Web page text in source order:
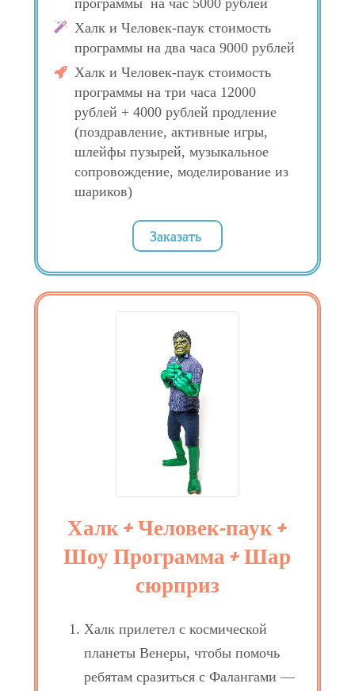
программы на час 5000 рублей
Халк и Человек-паук стоимость
программы на два часа 9000 рублей
Халк и Человек-паук стоимость
программы на три часа 12000
рублей + 4000 рублей продление
(поздравление, активные игры,
шлейфы пузырей, музыкальное
сопровождение, моделирование из
шариков)
Заказать
Халк + Человек-паук +
Шоу Программа + Шар
сюрприз
Халк прилетел с космической
планеты Венеры, чтобы помочь
ребятам сразиться с Фалангами —